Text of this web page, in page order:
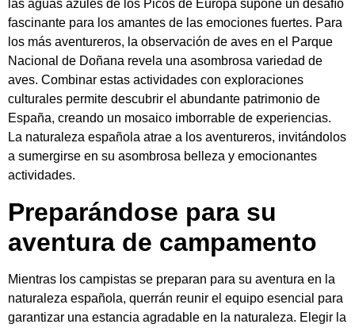
las aguas azules de los Picos de Europa supone un desafío
fascinante para los amantes de las emociones fuertes. Para
los más aventureros, la observación de aves en el Parque
Nacional de Doñana revela una asombrosa variedad de
aves. Combinar estas actividades con exploraciones
culturales permite descubrir el abundante patrimonio de
España, creando un mosaico imborrable de experiencias.
La naturaleza española atrae a los aventureros, invitándolos
a sumergirse en su asombrosa belleza y emocionantes
actividades.
Preparándose para su
aventura de campamento
Mientras los campistas se preparan para su aventura en la
naturaleza española, querrán reunir el equipo esencial para
garantizar una estancia agradable en la naturaleza. Elegir la